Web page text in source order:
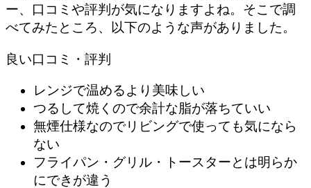
ー、口コミや評判が気になりますよね。そこで調
べてみたところ、以下のような声がありました。
良い口コミ・評判
レンジで温めるより美味しい
つるして焼くので余計な脂が落ちていい
無煙仕様なのでリビングで使っても気になら
ない
フライパン・グリル・トースターとは明らか
にできが違う